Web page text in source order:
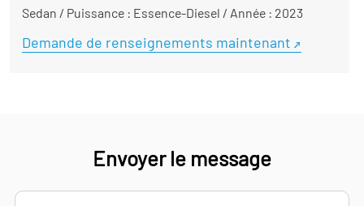
Sedan / Puissance : Essence-Diesel / Année : 2023
Demande de renseignements maintenant
Envoyer le message